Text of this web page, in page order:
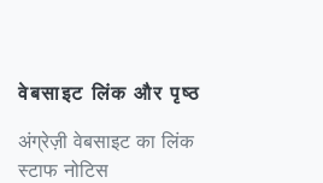
वेबसाइट लिंक और पृष्ठ
अंग्रेज़ी वेबसाइट का लिंक
स्टाफ नोटिस